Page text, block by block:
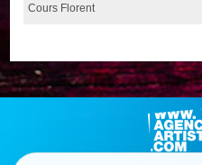
Cours Florent